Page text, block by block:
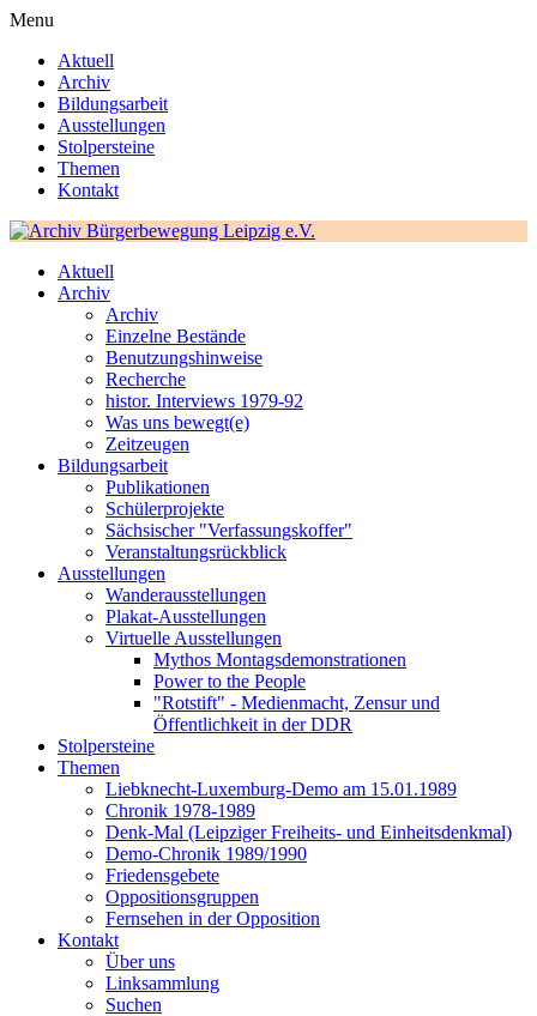
Menu
Aktuell
Archiv
Bildungsarbeit
Ausstellungen
Stolpersteine
Themen
Kontakt
Aktuell
Archiv
Archiv
Einzelne Bestände
Benutzungshinweise
Recherche
histor. Interviews 1979-92
Was uns bewegt(e)
Zeitzeugen
Bildungsarbeit
Publikationen
Schülerprojekte
Sächsischer "Verfassungskoffer"
Veranstaltungsrückblick
Ausstellungen
Wanderausstellungen
Plakat-Ausstellungen
Virtuelle Ausstellungen
Mythos Montagsdemonstrationen
Power to the People
"Rotstift" - Medienmacht, Zensur und
Öffentlichkeit in der DDR
Stolpersteine
Themen
Liebknecht-Luxemburg-Demo am 15.01.1989
Chronik 1978-1989
Denk-Mal (Leipziger Freiheits- und Einheitsdenkmal)
Demo-Chronik 1989/1990
Friedensgebete
Oppositionsgruppen
Fernsehen in der Opposition
Kontakt
Über uns
Linksammlung
Suchen